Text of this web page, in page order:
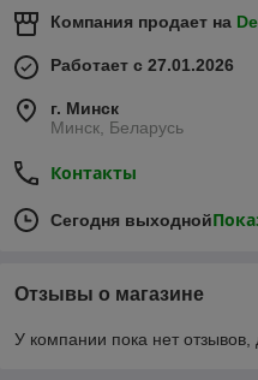
Компания продает на
Работает с 27.01.2026
г. Минск
Минск, Беларусь
Контакты
Сегодня выходной
Отзывы о магазине
У компании пока нет отзывов,